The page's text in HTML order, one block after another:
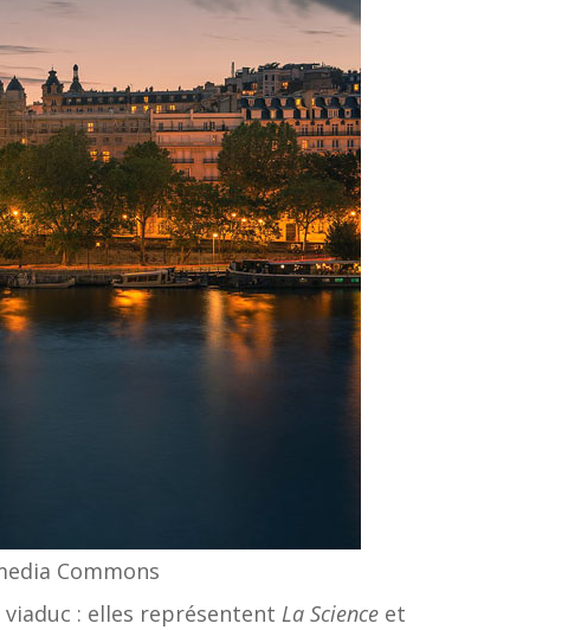
Commons
: elles représentent La Science et